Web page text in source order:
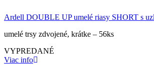
Ardell DOUBLE UP umelé riasy SHORT s
umelé trsy zdvojené, krátke – 56ks
VYPREDANÉ
Viac info